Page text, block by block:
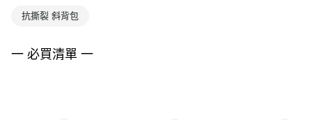
抗撕裂 斜背包
一 必買清單 一